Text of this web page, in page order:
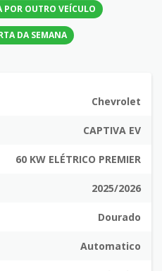
POR OUTRO VEÍCULO
DA SEMANA
Chevrolet
CAPTIVA EV
60 KW ELÉTRICO PREMIER
2025/2026
Dourado
Automatico